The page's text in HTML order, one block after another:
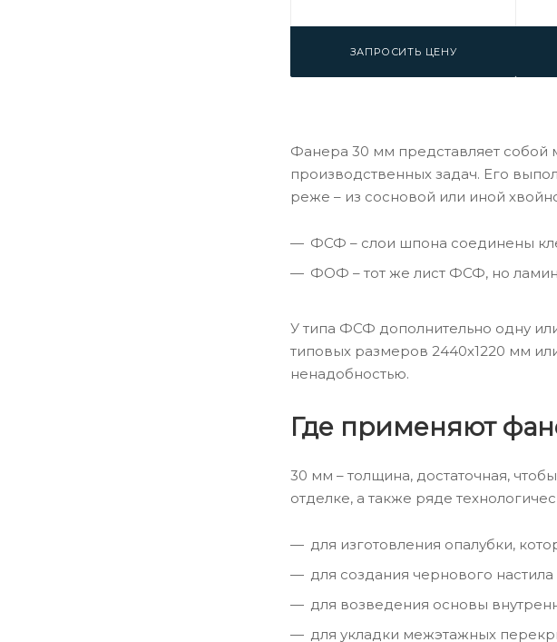
ЗАПРОСИТЬ ЦЕНУ
Фанера 30 мм представляет собой
производственных задач. Его
реже – из сосновой или иной
ФСФ – слои шпона соединены
ФОФ – тот же лист ФСФ, но
У типа ФСФ дополнительно одну
типовых размеров 2440х1220 мм
ненадобностью.
Где применяют
30 мм – толщина, достаточная,
отделке, а также ряде
для изготовления опалубки,
для создания чернового
для возведения основы
для укладки межэтажных